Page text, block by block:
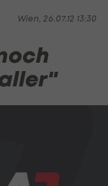
Wien, 26.07.12 13:30